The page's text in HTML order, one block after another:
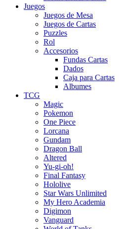
Juegos
Juegos de Mesa
Juegos de Cartas
Puzzles
Rol
Accesorios
Fundas Cartas
Dados
Caja para Cartas
Albumes
TCG
Magic
Pokemon
One Piece
Lorcana
Gundam
Dragon Ball
Altered
Yu-gi-oh!
Final Fantasy
Hololive
Star Wars Unlimited
My Hero Academia
Digimon
Vanguard